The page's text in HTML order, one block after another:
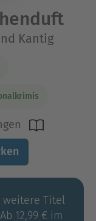
Kantig
weitere Titel
12,99 € im